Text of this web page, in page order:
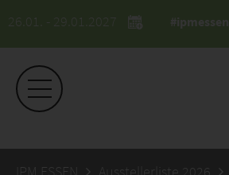
26.01. - 29.01.2027 #ipmessen